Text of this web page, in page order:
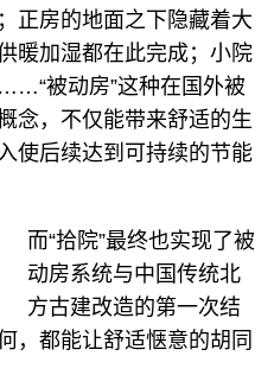
正房的地面之下隐藏着大
暖加湿都在此完成；小院
被动房”这种在国外被
念，不仅能带来舒适的生
使后续达到可持续的节能
而“拾院”最终也实现了被
动房系统与中国传统北
方古建改造的第一次结
，都能让舒适惬意的胡同